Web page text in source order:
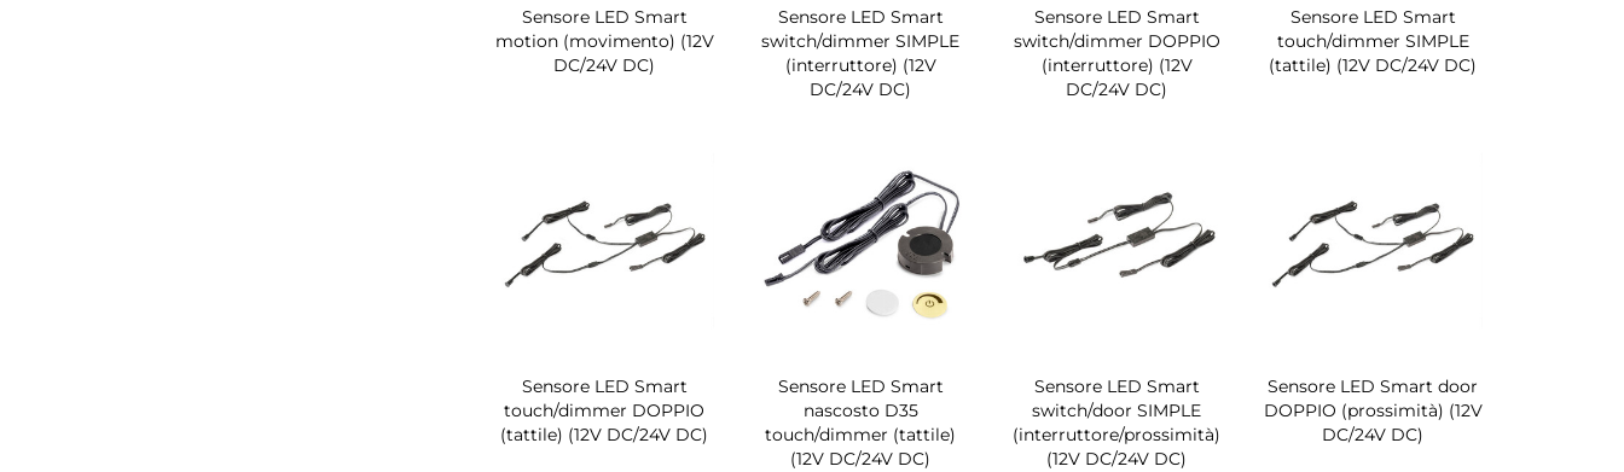
Sensore LED Smart
motion (movimento) (12V
DC/24V DC)
Sensore LED Smart
switch/dimmer SIMPLE
(interruttore) (12V
DC/24V DC)
Sensore LED Smart
switch/dimmer DOPPIO
(interruttore) (12V
DC/24V DC)
Sensore LED Smart
touch/dimmer SIMPLE
(tattile) (12V DC/24V DC)
Sensore LED Smart
touch/dimmer DOPPIO
(tattile) (12V DC/24V DC)
Sensore LED Smart
nascosto D35
touch/dimmer (tattile)
(12V DC/24V DC)
Sensore LED Smart
switch/door SIMPLE
(interruttore/prossimità)
(12V DC/24V DC)
Sensore LED Smart door
DOPPIO (prossimità) (12V
DC/24V DC)